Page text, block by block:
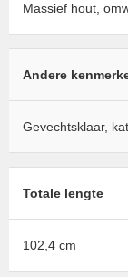
Massief hout,
Andere
Gevechtsklaar,
Totale lengte
102,4 cm